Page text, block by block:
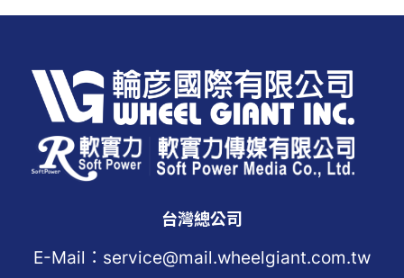
台灣總公司
E-Mail：service@mail.wheelgiant.com.tw